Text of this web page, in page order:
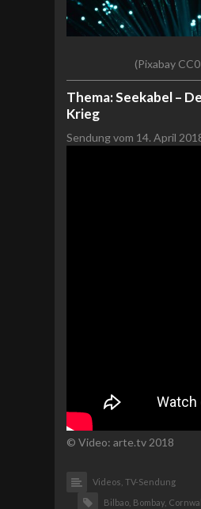
(Pixabay
Thema: Seekabel –
Krieg
Sendung vom 14. April
© Video: arte.tv 2018
Videos, TV-Sendung
Bilbao, Bombay,